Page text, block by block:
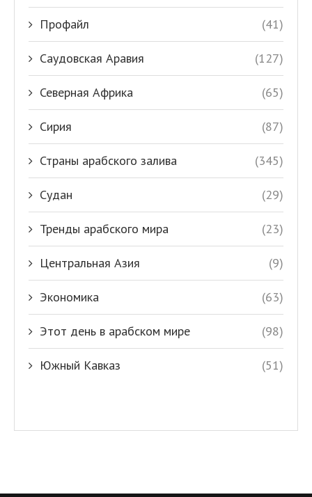
Профайл (41)
Саудовская Аравия (127)
Северная Африка (65)
Сирия (87)
Страны арабского залива (345)
Судан (29)
Тренды арабского мира (23)
Центральная Азия (9)
Экономика (63)
Этот день в арабском мире (98)
Южный Кавказ (51)